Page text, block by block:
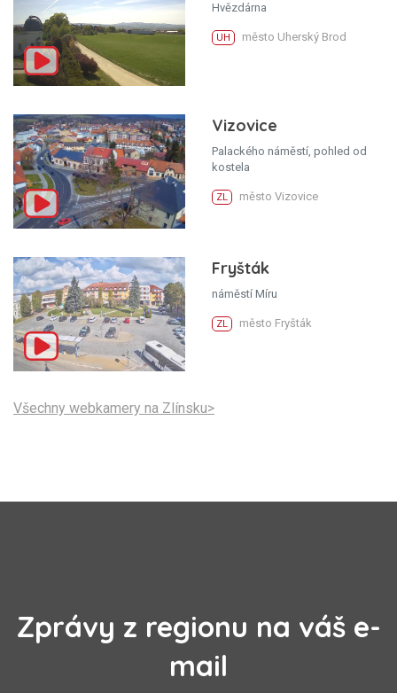
Hvězdárna
UH město Uherský Brod
Vizovice
Palackého náměstí, pohled od
kostela
ZL město Vizovice
Fryšták
náměstí Míru
ZL město Fryšták
Všechny webkamery na Zlínsku>
Zprávy z regionu na váš e-
mail